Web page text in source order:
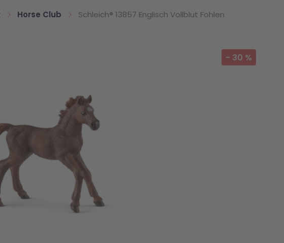
Horse Club Schleich® 13857 Englisch Vollblut Fohlen
- 30 %